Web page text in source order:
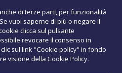
T
e
c
n
o
P
r
d
o
t
di terze parti, per funzionalità
vuoi saperne di più o negare il
clicca sul pulsante
revocare il consenso in
sul link "Cookie policy" in fondo
visione della Cookie Policy.